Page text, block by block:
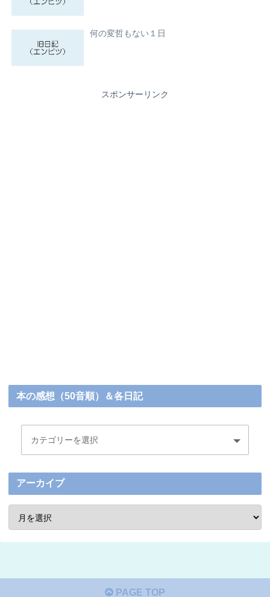
何の変哲もない１日
スポンサーリンク
本の感想（50音順）＆各日記
アーカイブ
PAGE TOP